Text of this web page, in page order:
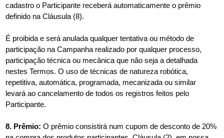
cadastro o Participante receberá automaticamente o prêmio
definido na Cláusula (8).
É proibida e será anulada qualquer tentativa ou método de
participação na Campanha realizado por qualquer processo,
participação técnica ou mecânica que não seja a detalhada
nestes Termos. O uso de técnicas de natureza robótica,
repetitiva, automática, programada, mecanizada ou similar
levará ao cancelamento de todos os registros feitos pelo
Participante.
8. Prêmio: O prêmio consistirá num cupom de desconto de 20%